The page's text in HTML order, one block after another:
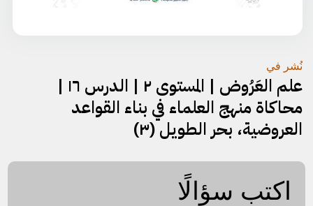
تصفّح
المقالات
نُشر في
علم العَرُوض | المستوى ٢ | الدرس ١٦ |
محاكاة منهج العلماء في بناء القواعد
العروضية، بحر الطويل (٣)
اكتب سؤالًا